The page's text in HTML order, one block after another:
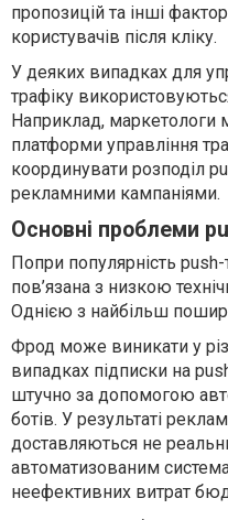
пропозицій та інші
користувачів після кліку.
У деяких випадках для
трафіку
Наприклад, маркетологи
платформи управління
координувати розподіл
рекламними кампаніями.
Основні проблеми
Попри популярність
пов’язана з низкою
Однією з найбільш
Фрод може виникати у
випадках підписки на
штучно за допомогою
ботів. У результаті
доставляються не
автоматизованим
неефективних витрат